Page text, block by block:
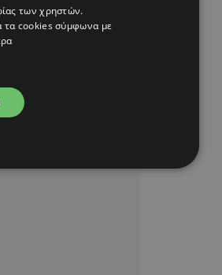
των χρηστών.
τα cookies σύμφωνα με